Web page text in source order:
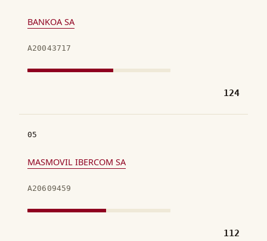
BANKOA SA
A20043717
124
05
MASMOVIL IBERCOM SA
A20609459
112